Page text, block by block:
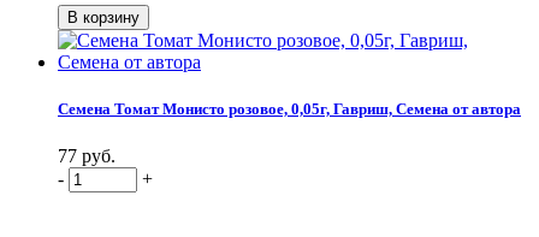
Семена Томат Монисто розовое, 0,05г, Гавриш, Семена от автора
77 руб.
-
+